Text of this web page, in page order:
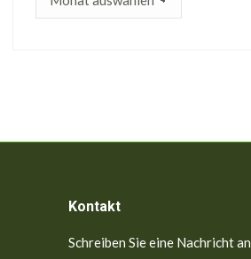
Kontakt
Schreiben Sie eine Nachricht an